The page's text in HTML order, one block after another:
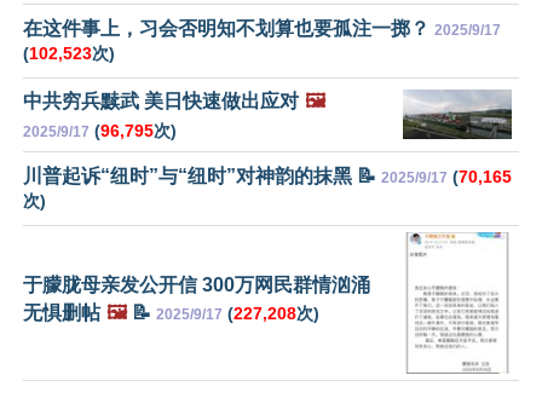
在这件事上，习会否明知不划算也要孤注一掷？ 2025/9/17
(102,523次)
中共穷兵黩武 美日快速做出应对 🖼️
2025/9/17 (96,795次)
川普起诉“纽时”与“纽时”对神韵的抹黑 📝 2025/9/17 (70,165
次)
于朦胧母亲发公开信 300万网民群情汹涌
无惧删帖 🖼️📝 2025/9/17 (227,208次)